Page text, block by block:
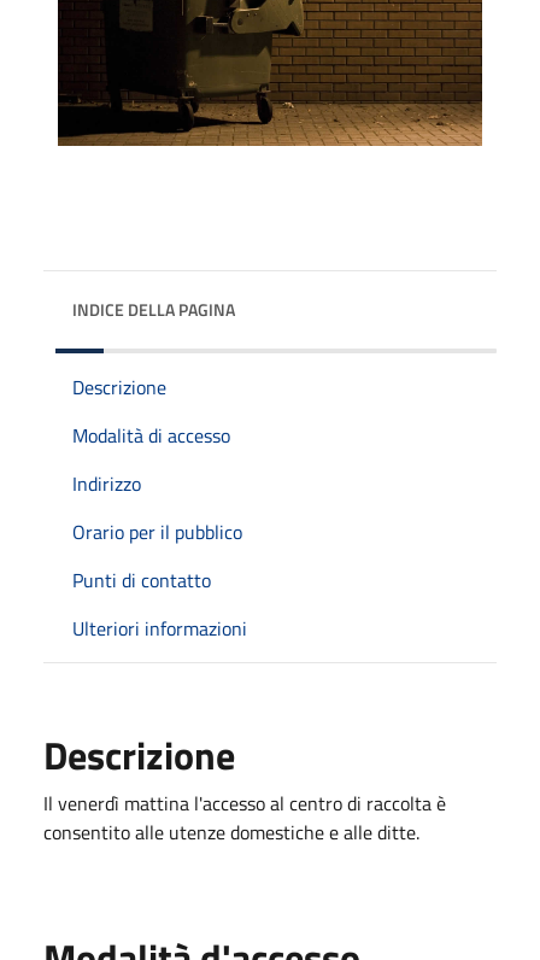
INDICE DELLA PAGINA
Descrizione
Modalità di accesso
Indirizzo
Orario per il pubblico
Punti di contatto
Ulteriori informazioni
Descrizione
Il venerdì mattina l'accesso al centro di raccolta è
consentito alle utenze domestiche e alle ditte.